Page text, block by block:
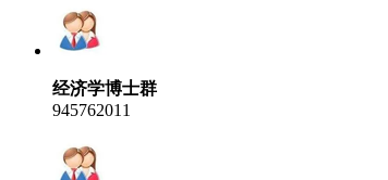
经济学博士群
945762011